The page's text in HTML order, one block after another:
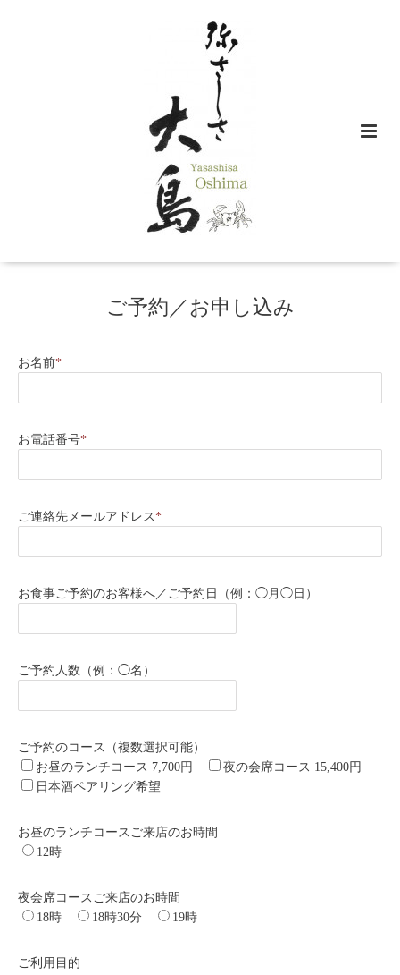
ご予約／お申し込み
お名前*
お電話番号*
ご連絡先メールアドレス*
お食事ご予約のお客様へ／ご予約日（例：◯月◯日）
ご予約人数（例：◯名）
ご予約のコース（複数選択可能）
お昼のランチコース 7,700円
夜の会席コース 15,400円
日本酒ペアリング希望
お昼のランチコースご来店のお時間
12時
夜会席コースご来店のお時間
18時
18時30分 19時
ご利用目的